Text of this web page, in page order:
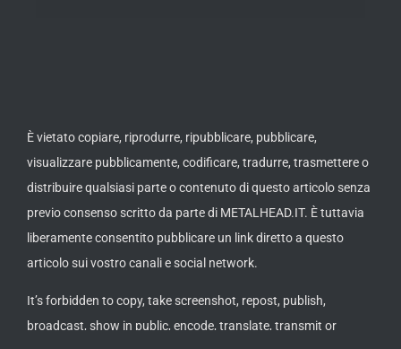
È vietato copiare, riprodurre, ripubblicare, pubblicare,
visualizzare pubblicamente, codificare, tradurre, trasmettere o
distribuire qualsiasi parte o contenuto di questo articolo senza
previo consenso scritto da parte di METALHEAD.IT. È tuttavia
liberamente consentito pubblicare un link diretto a questo
articolo sui vostro canali e social network.
It’s forbidden to copy, take screenshot, repost, publish,
broadcast, show in public, encode, translate, transmit or